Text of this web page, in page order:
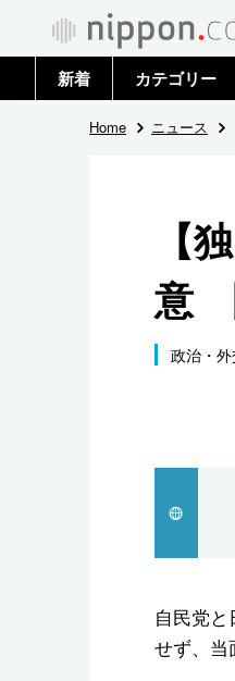
新着 カテゴリー
政治・外交
社会
文化
スポーツ・
Home ニュース
【
意
政治・
自民党
せず、当